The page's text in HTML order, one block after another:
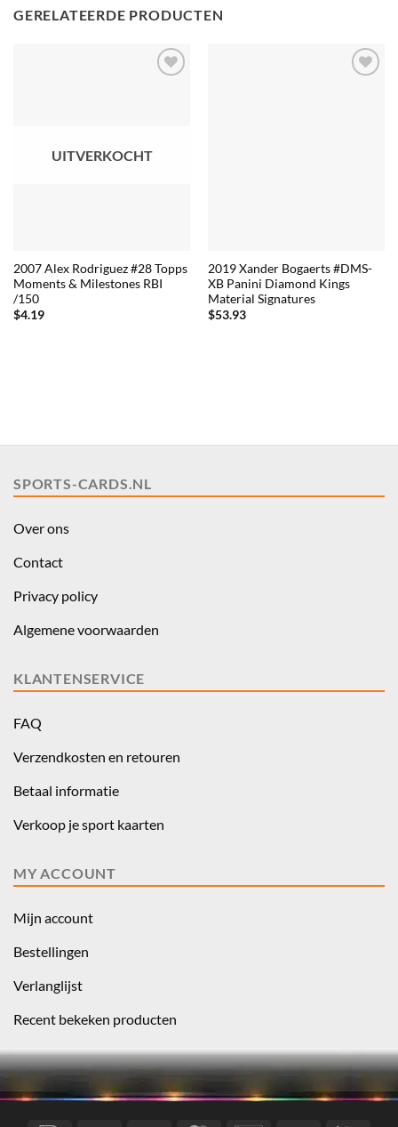
GERELATEERDE PRODUCTEN
UITVERKOCHT
2007 Alex Rodriguez #28 Topps
Moments & Milestones RBI
/150
$4.19
2019 Xander Bogaerts #DMS-
XB Panini Diamond Kings
Material Signatures
$53.93
SPORTS-CARDS.NL
Over ons
Contact
Privacy policy
Algemene voorwaarden
KLANTENSERVICE
FAQ
Verzendkosten en retouren
Betaal informatie
Verkoop je sport kaarten
MY ACCOUNT
Mijn account
Bestellingen
Verlanglijst
Recent bekeken producten